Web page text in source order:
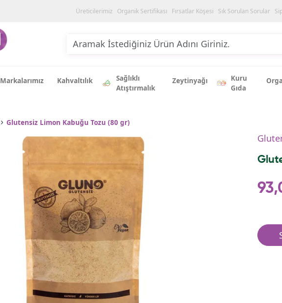
Üreticilerimiz Organik Sertifikası Fırsatlar Köşesi Sık Sorulan Sorular
Markalarımız Kahvaltılık
Sağlıklı
Atıştırmalık
Zeytinyağı
Kuru
Gıda
Glutensiz Limon Kabuğu Tozu (80 gr)